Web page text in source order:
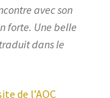
avec son
forte. Une belle
dans le
de l’AOC